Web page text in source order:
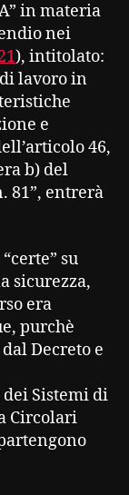
in materia
nei
), intitolato:
lavoro in
e
46,
b) del
81”, entrerà
su
sicurezza,
era
purchè
Decreto e
Sistemi di
Circolari